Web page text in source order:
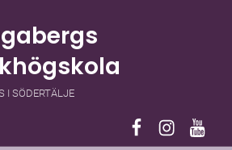
I SÖDERTÄLJE